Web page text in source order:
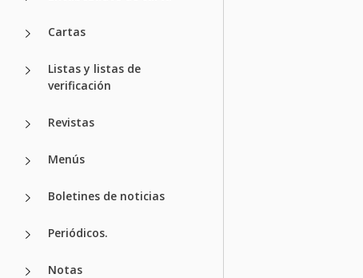
Cartas
Listas y listas de
verificación
Revistas
Menús
Boletines de noticias
Periódicos.
Notas